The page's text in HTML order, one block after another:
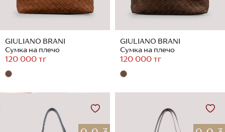
GIULIANO BRANI
Сумка на плечо
120 000 тг
GIULIANO BRANI
Сумка на плечо
120 000 тг